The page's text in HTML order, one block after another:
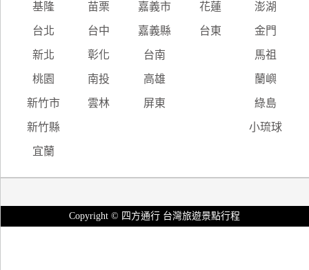
基隆 苗栗 嘉義市 花蓮 澎湖
台北 台中 嘉義縣 台東 金門
新北 彰化 台南 馬祖
桃園 南投 高雄 蘭嶼
新竹市 雲林 屏東 綠島
新竹縣 小琉球
宜蘭
Copyright © 四方通行 台灣旅遊景點行程